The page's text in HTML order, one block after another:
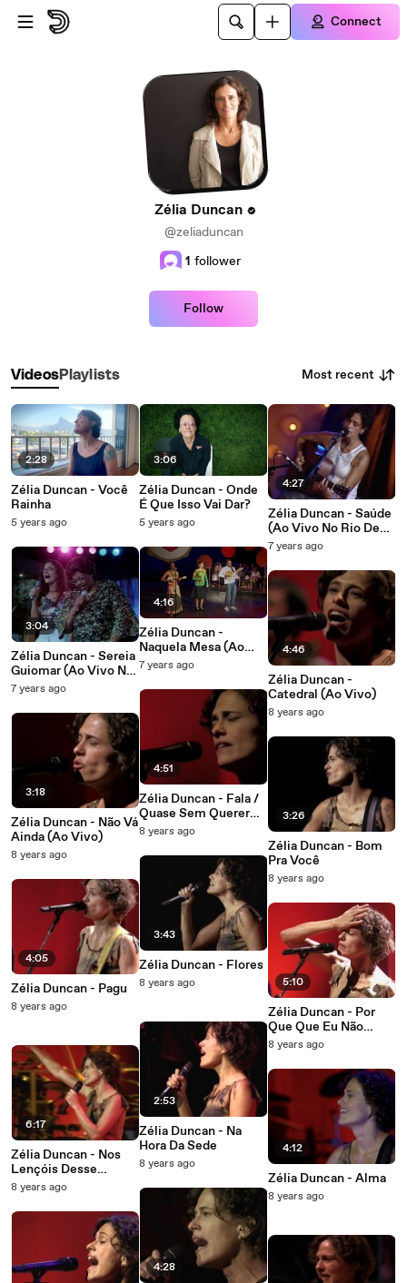
Skip to main content
Connect
Zélia Duncan
@zeliaduncan
1 follower
Follow
VideosPlaylists Most recent
2:28
Zélia Duncan - Você
Rainha
5 years ago
3:04
Zélia Duncan - Sereia
Guiomar (Ao Vivo No
Rio De Janeiro / 1999)
7 years ago
3:18
Zélia Duncan - Não Vá
Ainda (Ao Vivo)
8 years ago
4:05
Zélia Duncan - Pagu
8 years ago
6:17
Zélia Duncan - Nos
Lençóis Desse
Reggae / Citação:
8 years ago
3:06
Zélia Duncan - Onde
É Que Isso Vai Dar?
5 years ago
4:16
Zélia Duncan -
Naquela Mesa (Ao
Vivo No Rio De
7 years ago
4:51
Zélia Duncan - Fala /
Quase Sem Querer
(Ao Vivo)
8 years ago
3:43
Zélia Duncan - Flores
8 years ago
2:53
Zélia Duncan - Na
Hora Da Sede
8 years ago
4:28
4:27
Zélia Duncan - Saúde
(Ao Vivo No Rio De
Janeiro / 2002)
7 years ago
4:46
Zélia Duncan -
Catedral (Ao Vivo)
8 years ago
3:26
Zélia Duncan - Bom
Pra Você
8 years ago
5:10
Zélia Duncan - Por
Que Que Eu Não
Pensei Nisso Antes?
8 years ago
4:12
Zélia Duncan - Alma
8 years ago